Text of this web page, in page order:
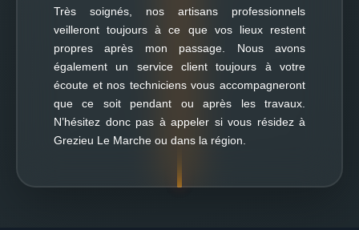
Très soignés, nos artisans professionnels
veilleront toujours à ce que vos lieux restent
propres après mon passage. Nous avons
également un service client toujours à votre
écoute et nos techniciens vous accompagneront
que ce soit pendant ou après les travaux.
N’hésitez donc pas à appeler si vous résidez à
Grezieu Le Marche ou dans la région.